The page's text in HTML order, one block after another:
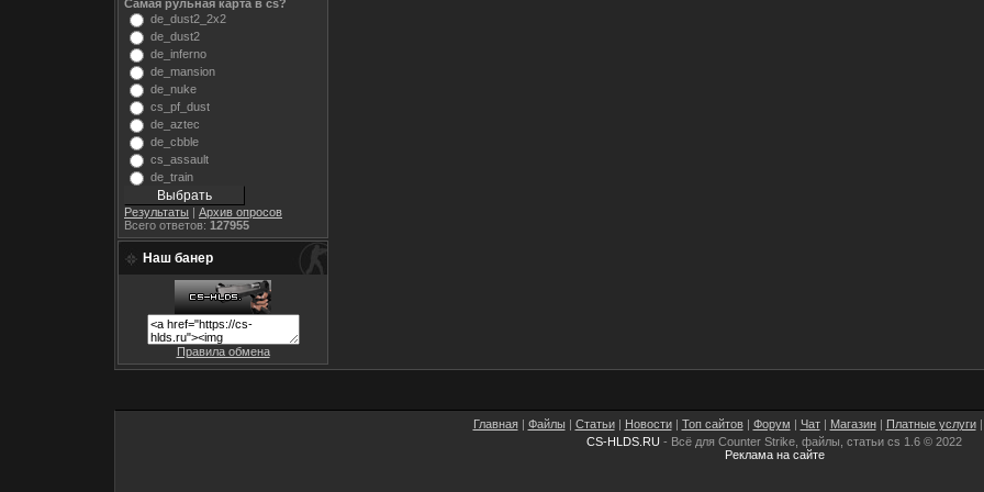
Самая рульная карта в cs?
de_dust2_2x2
de_dust2
de_inferno
de_mansion
de_nuke
cs_pf_dust
de_aztec
de_cbble
cs_assault
de_train
Результаты | Архив опросов
Всего ответов: 127955
Наш банер
Правила обмена
Главная| Файлы | Статьи| Новости| Топ сайтов| Форум | Чат| Магазин| Платные услуги|
CS-HLDS.RU - Всё для Counter Strike, файлы, статьи cs 1.6 © 2022
Реклама на сайте